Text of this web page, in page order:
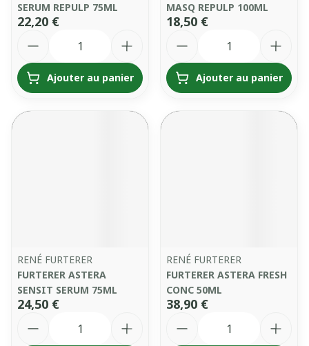
SERUM REPULP 75ML
22,20 €
Ajouter au panier
MASQ REPULP 100ML
18,50 €
Ajouter au panier
RENÉ FURTERER
FURTERER ASTERA
SENSIT SERUM 75ML
24,50 €
RENÉ FURTERER
FURTERER ASTERA FRESH
CONC 50ML
38,90 €